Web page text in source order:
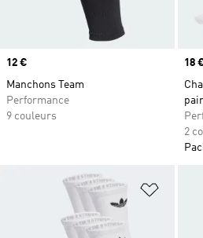
Prix
12 €
Manchons Team
Performance
9 couleurs
18
2